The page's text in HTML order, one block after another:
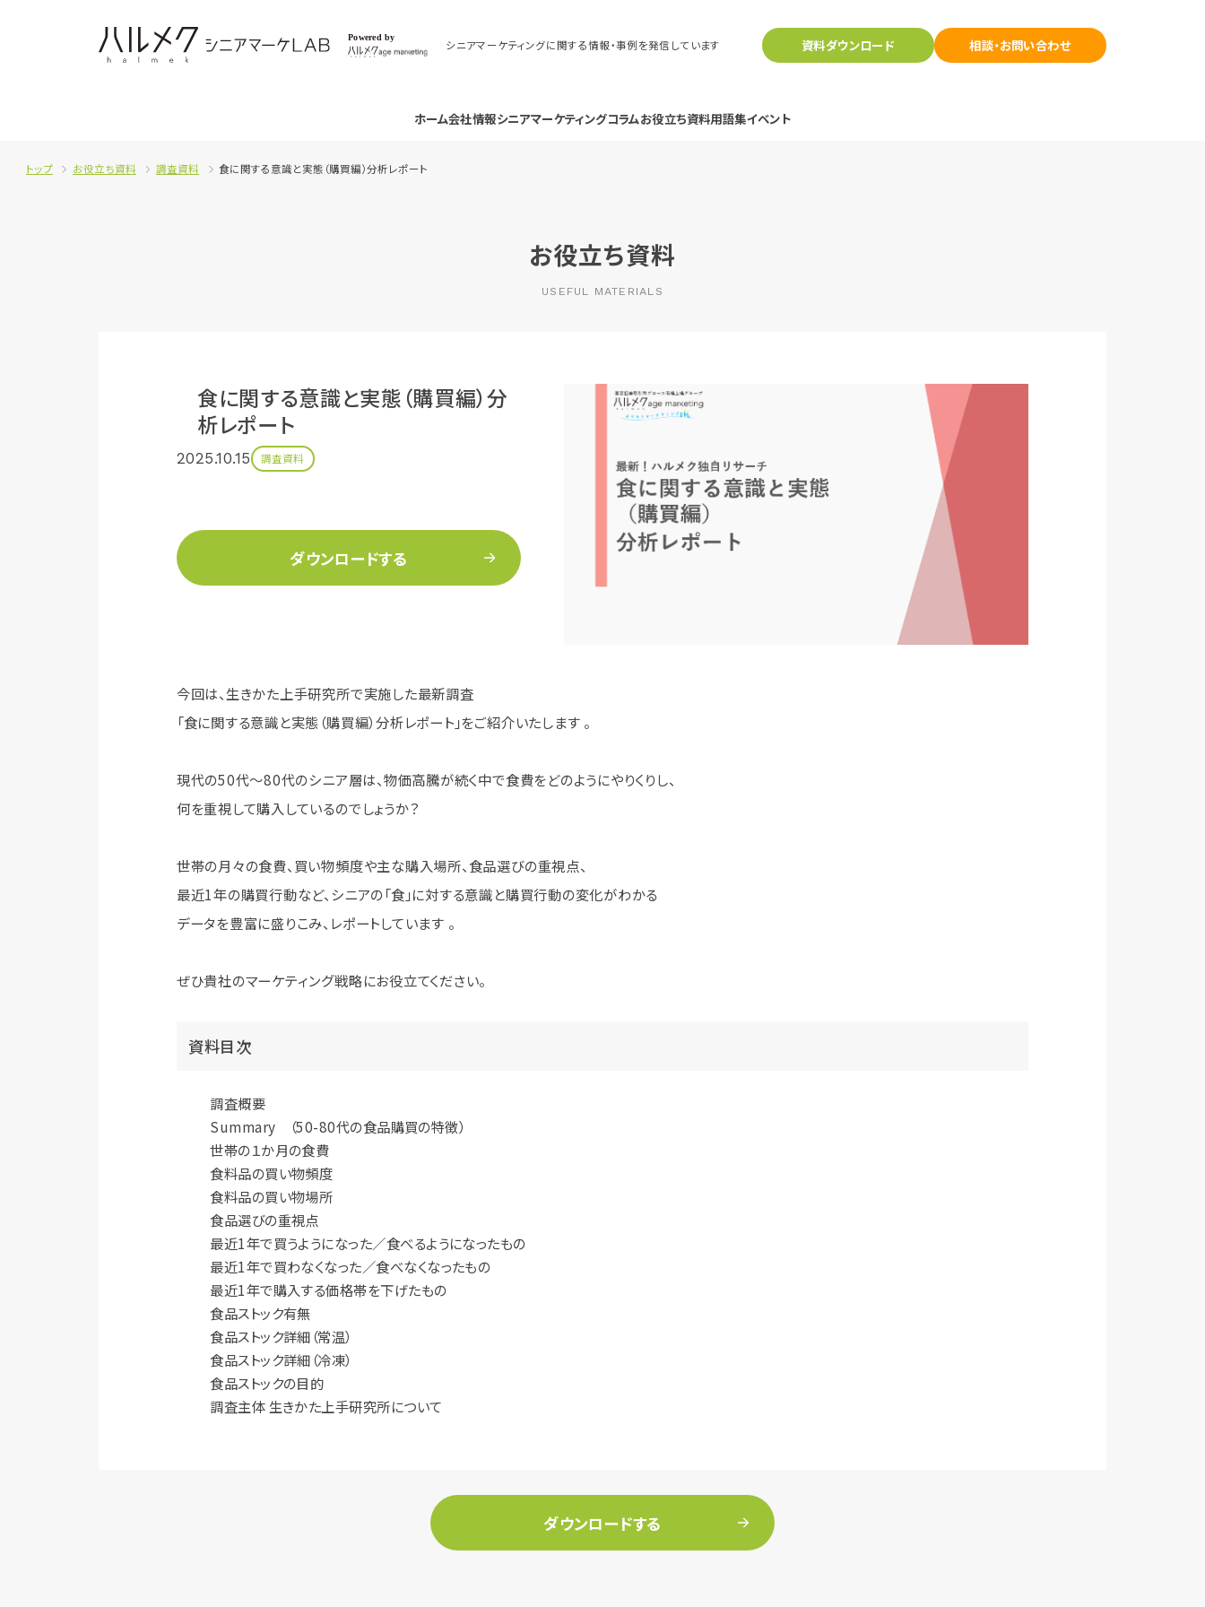
シニアマーケティングに関する情報・事例を発信しています 資料ダウンロード 相談・お問い合わせ
ホーム会社情報シニアマーケティングコラムお役立ち資料用語集イベント
トップ お役立ち資料 調査資料 食に関する意識と実態（購買編）分析レポート
お役立ち資料
USEFUL MATERIALS
食に関する意識と実態（購買編）分
析レポート
2025.10.15 調査資料
ダウンロードする
今回は、生きかた上手研究所で実施した最新調査
「食に関する意識と実態（購買編）分析レポート」をご紹介いたします 。
現代の50代～80代のシニア層は、物価高騰が続く中で食費をどのようにやりくりし、
何を重視して購入しているのでしょうか？
世帯の月々の食費、買い物頻度や主な購入場所、食品選びの重視点、
最近1年の購買行動など、シニアの「食」に対する意識と購買行動の変化がわかる
データを豊富に盛りこみ、レポートしています 。
ぜひ貴社のマーケティング戦略にお役立てください。
資料目次
調査概要
Summary （50-80代の食品購買の特徴）
世帯の１か月の食費
食料品の買い物頻度
食料品の買い物場所
食品選びの重視点
最近1年で買うようになった／食べるようになったもの
最近1年で買わなくなった／食べなくなったもの
最近1年で購入する価格帯を下げたもの
食品ストック有無
食品ストック詳細（常温）
食品ストック詳細（冷凍）
食品ストックの目的
調査主体 生きかた上手研究所について
ダウンロードする